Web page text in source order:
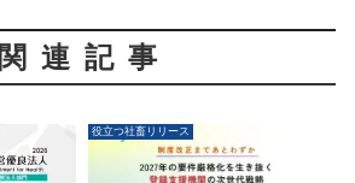
関連記事
役立つ社畜リリース